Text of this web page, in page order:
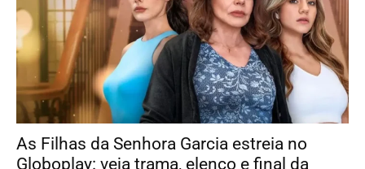
As Filhas da Senhora Garcia estreia no
Globoplay: veja trama, elenco e final da